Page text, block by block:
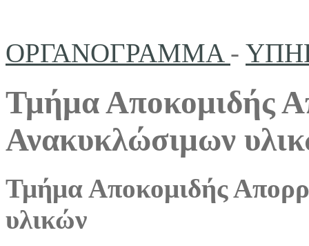
ΟΡΓΑΝΟΓΡΑΜΜΑ -
Τμήμα Αποκομιδής
Ανακυκλώσιμων
Τμήμα Αποκομιδής
υλικών